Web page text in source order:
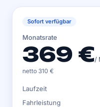
Sofort verfügbar
Monatsrate
369 €/
netto 310 €
Laufzeit
Fahrleistung